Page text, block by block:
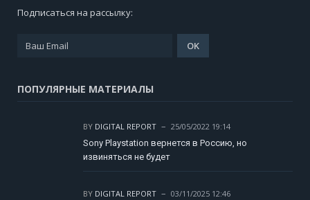
Подписаться на рассылку:
ПОПУЛЯРНЫЕ МАТЕРИАЛЫ
BY DIGITAL REPORT
25/05/2022 19:14
Sony Playstation вернется в Россию, но
извиняться не будет
BY DIGITAL REPORT
03/11/2025 12:46